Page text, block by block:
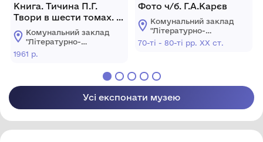
Книга. Тичина П.Г.
Твори в шести томах. -
Т.ІІІ: Поезії
Комунальний заклад
"Літературно-
меморіальний музей
І.К. Карпенка-Карого
1961 р.
Фото ч/б. Г.А.Карєв
Комунальний заклад
"Літературно-
меморіальний музей
І.К. Карпенка-Карого
70-ті - 80-ті рр. ХХ ст.
Усі експонати музею